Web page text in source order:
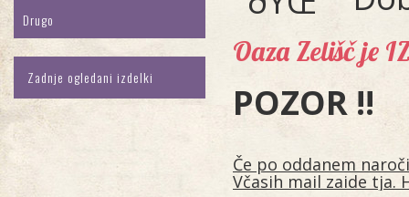
Drugo
Zadnje ogledani izdelki
Oaza Zelišč je
POZOR !!
Če po oddanem
Včasih mail zaide tja.